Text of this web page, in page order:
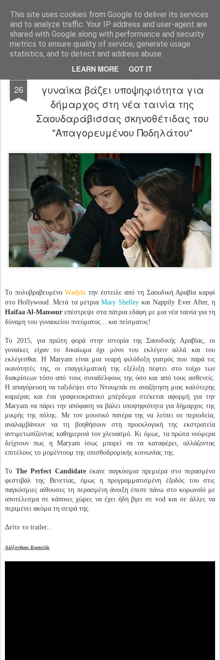
This site uses cookies from Google to deliver its services
and to analyze traffic. Your IP address and user-agent are
shared with Google along with performance and security
metrics to ensure quality of service, generate usage
statistics, and to detect and address abuse.
LEARN MORE GOT IT
FilmBoy
26
The Perfect Candidate trailer: Μια
γυναίκα βάζει υποψηφιότητα για
δήμαρχος στη νέα ταινία της
Σαουδαράβισσας σκηνοθέτιδας του
"Απαγορευμένου Ποδηλάτου"
Το πολυβραβευμένοWadjda την έστειλε από τη Σαουδική Αραβία καρφί
στο Hollywood. Μετά τα μέτρια Mary Shelley και Nappily Ever After, η
Haifaa Al-Mansour επέστρεψε στα πάτρια εδάφη με μια νέα ταινία για τη
δύναμη του γυναικείου πνεύματος... και πείσματος!
Το 2015, για πρώτη φορά στην ιστορία της Σαουδικής Αραβίας, οι
γυναίκες είχαν το δικαίωμα όχι μόνο του εκλέγειν αλλά και του
εκλέγεσθαι. Η Maryam είναι μια νεαρή φιλόδοξη γιατρός που παρά τις
ικανότητές της, οι επαγγελματική της εξέλιξη πέφτει στο τοίχο των
διακρίσεων τόσο από τους συναδέλφους της όσο και από τους ασθενείς.
Η απαγόρευση να ταξιδέψει στο Ντουμπάι σε αναζήτηση μιας καλύτερης
καριέρας και ένα γραφειοκρατικό μπέρδεμα στέκεται αφορμή για την
Maryam να πάρει την απόφαση να βάλει υποψηφιότητα για δήμαρχος της
μικρής της πόλης. Με τον μουσικό πατέρα της να λείπει σε περιοδεία,
αναλαμβάνουν να τη βοηθήσουν στη προεκλογική της εκστρατεία
αντιμετωπίζοντας καθημερινά τον χλευασμό. Κι όμως, τα πρώτα νούμερα
δείχνουν πως η Maryam ίσως μπορεί να τα καταφέρει, αλλάζοντας
επιτέλους το μομέντουμ της οπισθοδρομικής κοινωνίας της.
Το The Perfect Candidate έκανε παγκόσμια πρεμιέρα στο περασμένο
φεστιβάλ της Βενετίας, όμως η προγραμματισμένη έξοδός του στις
παγκόσμιες αίθουσες τη περασμένη άνοιξη έπεσε πάνω στο κορωνοϊό με
αποτέλεσμα σε κάποιες χώρες να έχει ήδη βγει σε vod και σε άλλες να
περιμένει ακόμα τη σειρά της.
Δείτε το trailer...
Αλέξανδρος Κυριαζής